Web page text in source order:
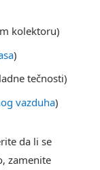
kolektoru)
)
tečnosti)
vazduha)
da li se
zamenite